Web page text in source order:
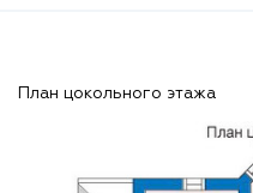
План цокольного этажа